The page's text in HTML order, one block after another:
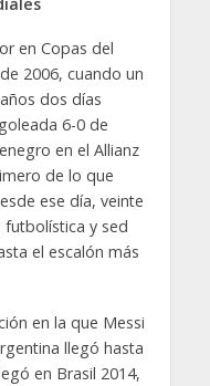
en Copas del
2006, cuando un
dos días
6-0 de
en el Allianz
de lo que
ese día, veinte
futbolística y sed
el escalón más
en la que Messi
llegó hasta
en Brasil 2014,